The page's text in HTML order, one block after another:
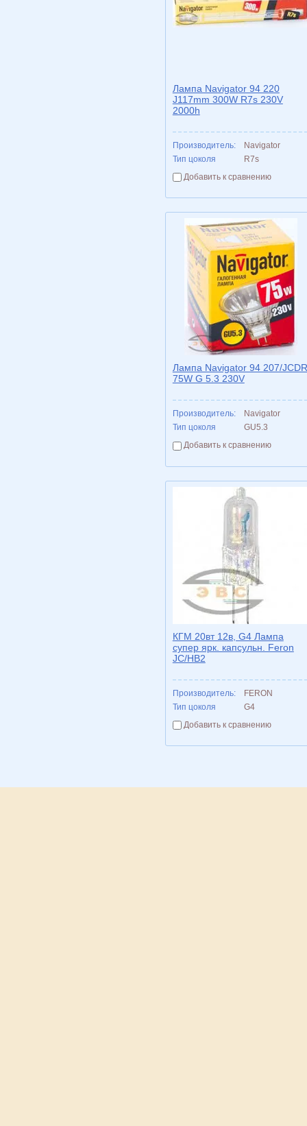
Лампа Navigator 94 220
J117mm 300W R7s 230V
2000h
Производитель:
Navigator
Тип цоколя
R7s
Добавить к сравнению
Лампа Navigator 94 207/JCDR
75W G 5.3 230V
Производитель:
Navigator
Тип цоколя
GU5.3
Добавить к сравнению
КГМ 20вт 12в, G4 Лампа
супер ярк. капсульн. Feron
JC/HB2
Производитель:
FERON
Тип цоколя
G4
Добавить к сравнению